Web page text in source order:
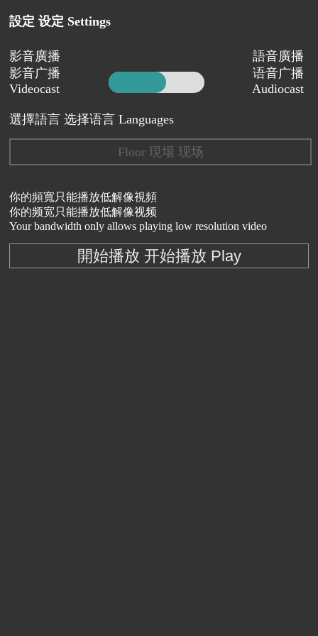
設定 设定 Settings
影音廣播
影音广播
Videocast
語音廣播
语音广播
Audiocast
選擇語言 选择语言 Languages
Floor 現場 现场
你的頻寬只能播放低解像視頻
你的频宽只能播放低解像视频
Your bandwidth only allows playing low resolution video
開始播放 开始播放 Play